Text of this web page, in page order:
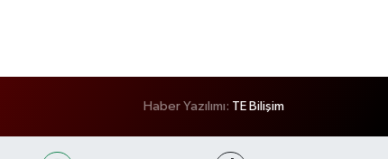
Haber Yazılımı: TE Bilişim